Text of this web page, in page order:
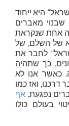
היא ייחוד
מאברים
אחת שנקראת
של השלם, של
לחבר את
כך שתהיה
כאשר אנו לא
ואז כמו
נפגעת, אף
בעולם כולו